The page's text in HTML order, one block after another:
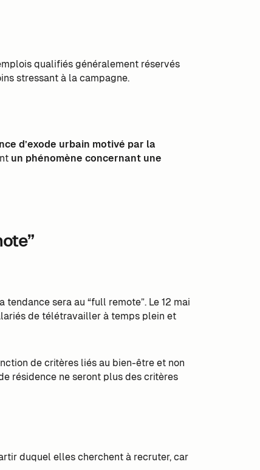
qualifiés généralement réservés
stressant à la campagne.
d’exode urbain motivé par la
un phénomène concernant une
sera au “full remote”. Le 12 mai
de télétravailler à temps plein et
de critères liés au bien-être et non
résidence ne seront plus des critères
duquel elles cherchent à recruter, car